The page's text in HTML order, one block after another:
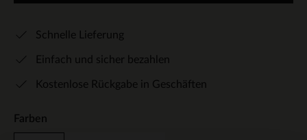
Schnelle Lieferung
Einfach und sicher bezahlen
Kostenlose Rückgabe in Geschäften
Farben